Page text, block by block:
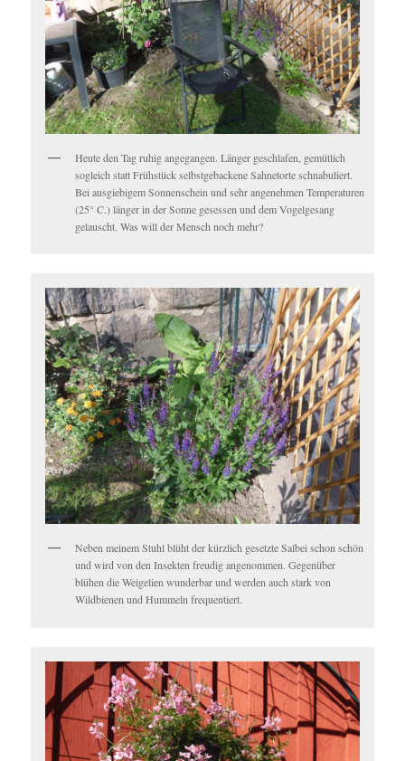
Heute den Tag ruhig angegangen. Länger geschlafen, gemütlich
sogleich statt Frühstück selbstgebackene Sahnetorte schnabuliert.
Bei ausgiebigem Sonnenschein und sehr angenehmen Temperaturen
(25° C.) länger in der Sonne gesessen und dem Vogelgesang
gelauscht. Was will der Mensch noch mehr?
Neben meinem Stuhl blüht der kürzlich gesetzte Salbei schon schön
und wird von den Insekten freudig angenommen. Gegenüber
blühen die Weigelien wunderbar und werden auch stark von
Wildbienen und Hummeln frequentiert.